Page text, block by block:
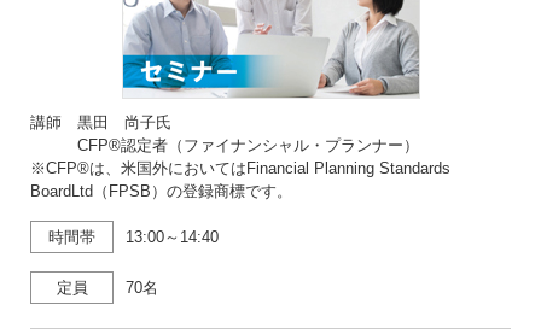
講師 黒田 尚子氏
CFP®認定者（ファイナンシャル・プランナー）
※CFP®は、米国外においてはFinancial Planning Standards
BoardLtd（FPSB）の登録商標です。
時間帯 13:00～14:40
定員 70名